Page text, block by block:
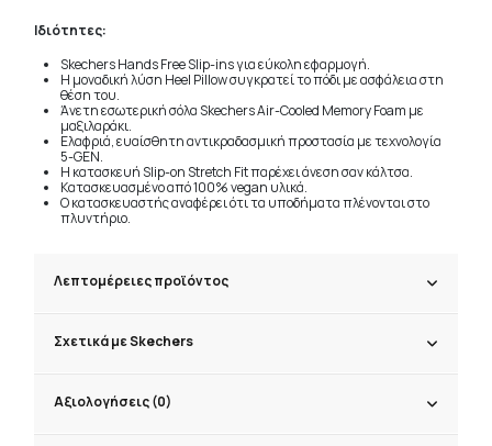
Ιδιότητες:
Skechers Hands Free Slip-ins για εύκολη εφαρμογή.
Η μοναδική λύση Heel Pillow συγκρατεί το πόδι με ασφάλεια στη
θέση του.
Άνετη εσωτερική σόλα Skechers Air-Cooled Memory Foam με
μαξιλαράκι.
Ελαφριά, ευαίσθητη αντικραδασμική προστασία με τεχνολογία
5-GEN.
Η κατασκευή Slip-on Stretch Fit παρέχει άνεση σαν κάλτσα.
Κατασκευασμένο από 100% vegan υλικά.
Ο κατασκευαστής αναφέρει ότι τα υποδήματα πλένονται στο
πλυντήριο.
Λεπτομέρειες προϊόντος
Σχετικά με Skechers
Αξιολογήσεις (0)